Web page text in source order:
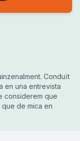
Conduït
en una entrevista
considerem que
de mica en